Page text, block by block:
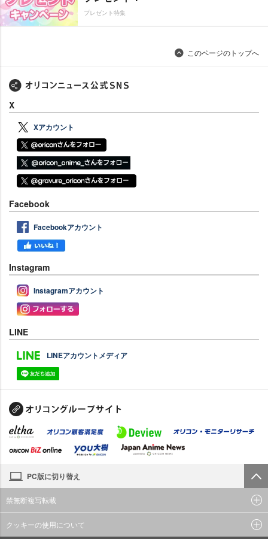
プレゼント特集
このページのトップへ
X
Xアカウント
Facebook
Facebookアカウント
Instagram
Instagramアカウント
LINE
LINEアカウントメディア
PC版に切り替え
禁無断複写転載
クッキーの使用について